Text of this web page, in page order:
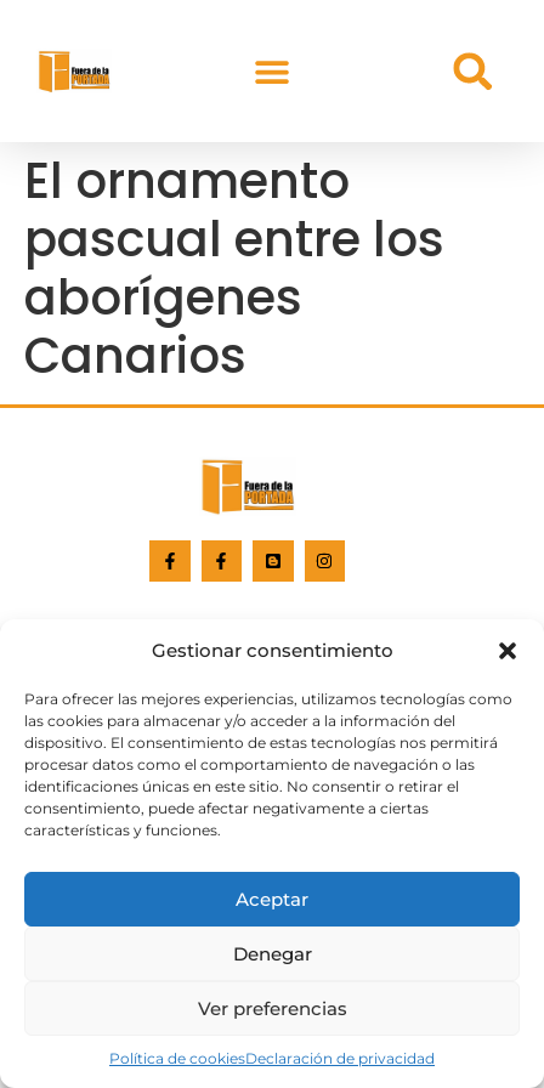
Gestionar consentimiento
Para ofrecer las mejores experiencias, utilizamos tecnologías como
las cookies para almacenar y/o acceder a la información del
dispositivo. El consentimiento de estas tecnologías nos permitirá
procesar datos como el comportamiento de navegación o las
identificaciones únicas en este sitio. No consentir o retirar el
consentimiento, puede afectar negativamente a ciertas
características y funciones.
Aceptar
Denegar
Ver preferencias
Política de cookiesDeclaración de privacidad
El ornamento
pascual entre los
aborígenes
Canarios
Web subvencionada por el
Cabildo de Gran Canaria
Política de cookies